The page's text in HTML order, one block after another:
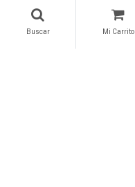
Buscar Mi Carrito
Preguntas frecuentes